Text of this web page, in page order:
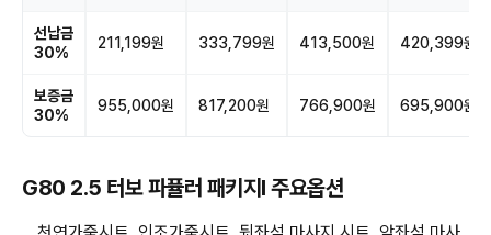
선납금
30%
211,199원 333,799원 413,500원 420,399원
보증금
30%
955,000원 817,200원 766,900원 695,900원
G80 2.5 터보 파퓰러 패키지Ⅰ 주요옵션